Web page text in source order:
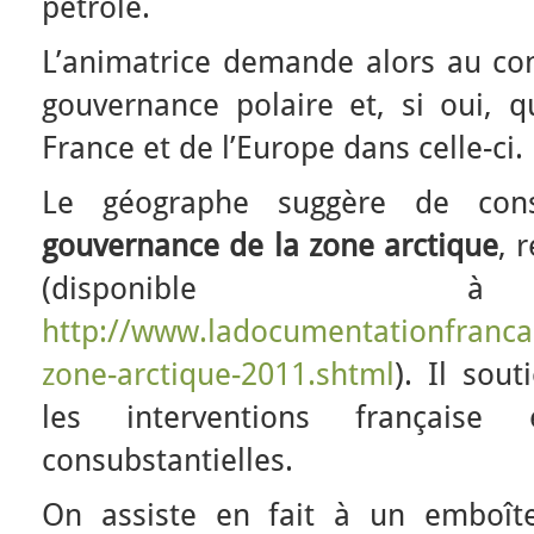
pétrole.
L’animatrice demande alors au
gouvernance polaire et, si oui,
France et de l’Europe dans celle-ci.
Le géographe suggère de
gouvernance de la zone arctique,
(disponible à
http://
zone-arctique-2011.shtml ). Il
les interventions française
consubstantielles.
On assiste en fait à un